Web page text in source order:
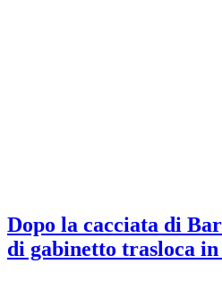
Dopo la cacciata di
di gabinetto trasloca in